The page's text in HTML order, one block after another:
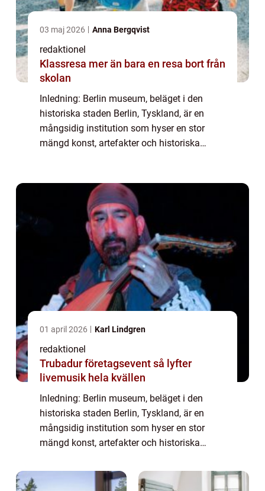
03 maj 2026 Anna Bergqvist
redaktionel
Klassresa mer än bara en resa bort från
skolan
Inledning: Berlin museum, beläget i den
historiska staden Berlin, Tyskland, är en
mångsidig institution som hyser en stor
mängd konst, artefakter och historiska
01 april 2026 Karl Lindgren
redaktionel
Trubadur företagsevent så lyfter
livemusik hela kvällen
Inledning: Berlin museum, beläget i den
historiska staden Berlin, Tyskland, är en
mångsidig institution som hyser en stor
mängd konst, artefakter och historiska
utforska och lära sig om stadens rika